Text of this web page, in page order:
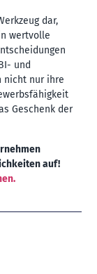
dar,
wertvolle
und
nicht nur ihre
Geschenk der
auf!